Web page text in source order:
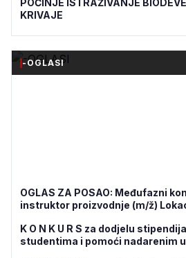
POČINJE ISTRAŽIVANJE
KRIVAJE
-OGLASI
OGLAS ZA POSAO: Međufazni
instruktor proizvodnje (m/ž)
K O N K U R S za dodjelu
studentima i pomoći nadarenim